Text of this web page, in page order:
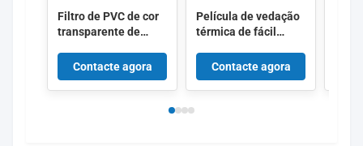
Filtro de PVC de cor
transparente de
para frutas
Contacte agora
Película de vedação
térmica de fácil
rolante, de alta
barreira, filme anti-
nevoeiro para
Contacte agora